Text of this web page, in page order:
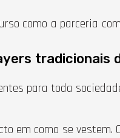
como a parceria
tradicionais
para toda
em como se vestem.